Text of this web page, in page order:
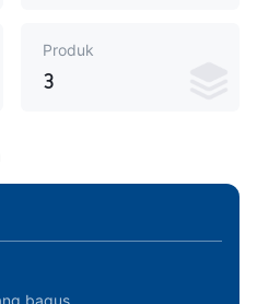
Produk
3
bagus